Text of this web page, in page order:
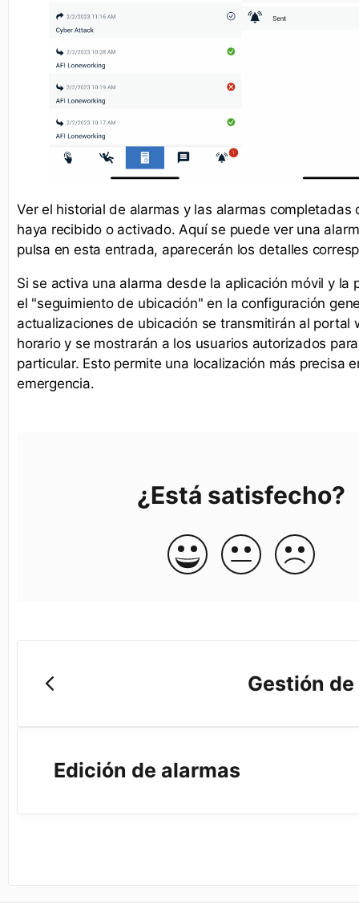
Ver el historial de alarmas y las alarmas completadas
haya recibido o activado. Aquí se puede ver una
pulsa en esta entrada, aparecerán los detalles
Si se activa una alarma desde la aplicación móvil y la
el "seguimiento de ubicación" en la configuración
actualizaciones de ubicación se transmitirán al portal
horario y se mostrarán a los usuarios autorizados
particular. Esto permite una localización más precisa
emergencia.
¿Está satisfecho?
Gestión
Edición de alarmas